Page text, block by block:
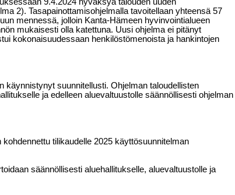
2). Tasapainottamisohjelmalla tavoitellaan yhteensä 57
mennessä, jolloin Kanta-Hämeen hyvinvointialueen
mukaisesti olla katettuna. Uusi ohjelma ei pitänyt
kokonaisuudessaan henkilöstömenoista ja hankintojen
käynnistynyt suunnitellusti. Ohjelman taloudellisten
ja edelleen aluevaltuustolle säännöllisesti ohjelman
tilikaudelle 2025 käyttösuunnitelman
säännöllisesti aluehallitukselle, aluevaltuustolle ja